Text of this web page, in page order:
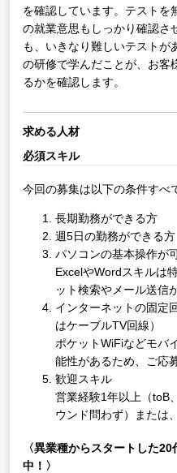
を確認しています。テストを
の就業意思もしっかり確認さ
も、いきなり難しいテストが
の研修で学んだことが、お客
るかを確認します。
求める人材
必須スキル
今回の募集は以下の条件すべ
長期勤務ができる方
週5日の勤務ができる方
パソコンの基本操作が
ExcelやWordスキルは
ット検索やメール送信
インターネットの固定
はケーブルTV回線）
ポケットWiFiなどモバ
能性があるため、ご応
歓迎スキル
営業経験1年以上（toB
ウンド問わず）または
〈異業種からスタートした
中！〉